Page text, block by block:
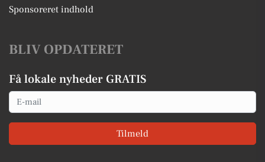
Sponsoreret indhold
BLIV OPDATERET
Få lokale nyheder GRATIS
Email
Tilmeld